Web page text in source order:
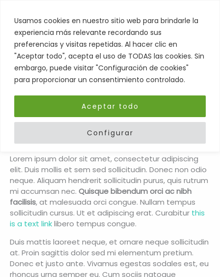
Usamos cookies en nuestro sitio web para brindarle la
experiencia más relevante recordando sus
preferencias y visitas repetidas. Al hacer clic en
"Aceptar todo", acepta el uso de TODAS las cookies. Sin
embargo, puede visitar "Configuración de cookies"
para proporcionar un consentimiento controlado.
Configurar
Aceptar todo
contenido
Skills That You Can Learn In
The Real Estate Market
/Business/ Por
Lorem ipsum dolor sit amet, consectetur adipiscing
elit. Duis mollis et sem sed sollicitudin. Donec non odio
neque. Aliquam hendrerit sollicitudin purus, quis rutrum
mi accumsan nec. Quisque bibendum orci ac nibh
facilisis, at malesuada orci congue. Nullam tempus
sollicitudin cursus. Ut et adipiscing erat. Curabitur this
is a text linklibero tempus congue.
Duis mattis laoreet neque, et ornare neque sollicitudin
at. Proin sagittis dolor sed mi elementum pretium.
Donec et justo ante. Vivamus egestas sodales est, eu
rhoncus urna semper eu. Cum sociis natoque